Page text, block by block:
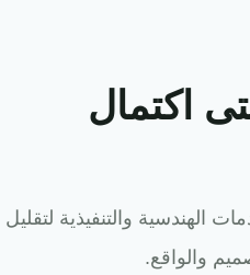
والتنفيذية لتقليل